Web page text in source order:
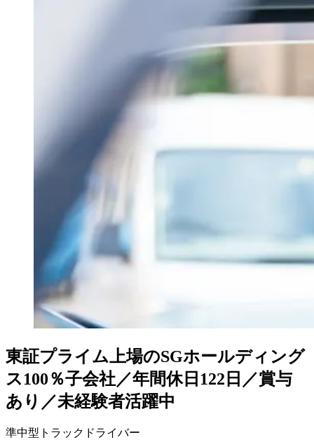
東証プライム上場のSGホールディング
ス100％子会社／年間休日122日／賞与
あり／未経験者活躍中
準中型トラックドライバー